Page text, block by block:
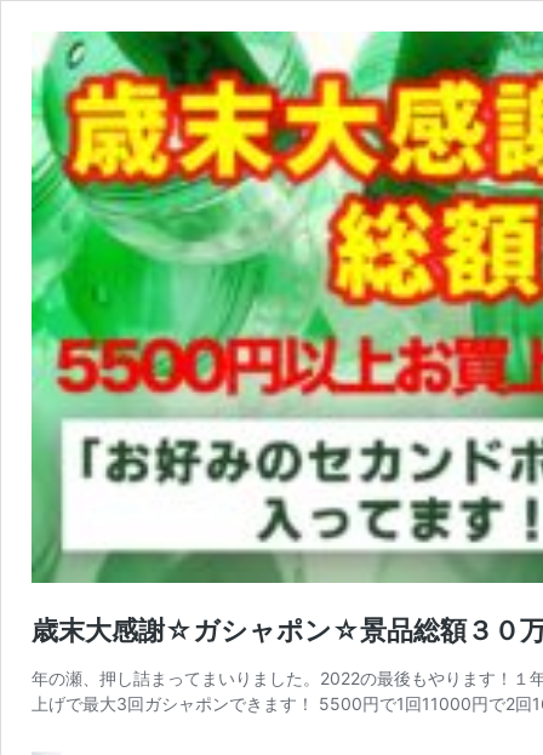
歳末大感謝☆ガシャポン☆景品総額３０
年の瀬、押し詰まってまいりました。2022の最後もやります！１
上げで最大3回ガシャポンできます！ 5500円で1回11000円で2